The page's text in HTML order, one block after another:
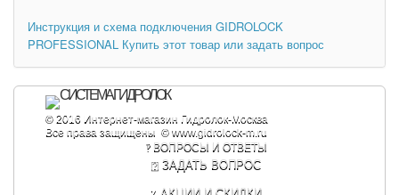
Инструкция и схема подключения GIDROLOCK
PROFESSIONAL Купить этот товар или задать вопрос
© 2016 Интернет-магазин Гидролок-Москва
Все права защищены © www.gidrolock-m.ru
‽ ВОПРОСЫ И ОТВЕТЫ
⍰ ЗАДАТЬ ВОПРОС